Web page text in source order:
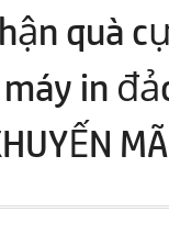
quà
in